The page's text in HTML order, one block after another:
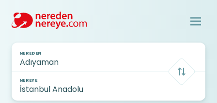
NEREDEN
NEREYE